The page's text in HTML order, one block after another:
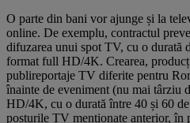
O parte din bani vor ajunge și la
online. De exemplu, contractul
difuzarea unui spot TV, cu o durată
format full HD/4K. Crearea,
publireportaje TV diferite pentru
înainte de eveniment (nu mai târziu
HD/4K, cu o durată între 40 și 60
posturile TV menționate anterior, în